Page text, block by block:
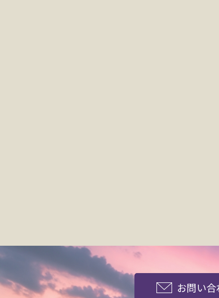
お問い